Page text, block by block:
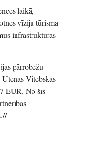
laikā,
vīziju tūrisma
infrastruktūras
pārrobežu
Vitebskas
EUR. No šīs